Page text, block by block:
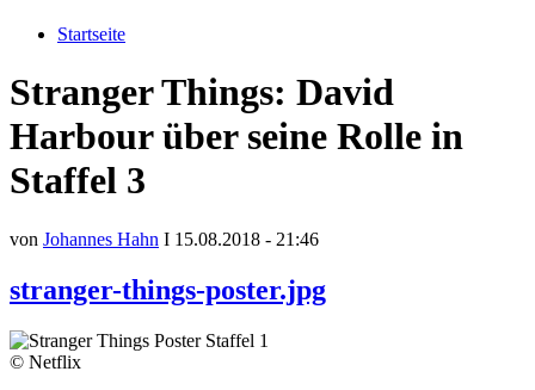
Startseite
Stranger Things: David
Harbour über seine Rolle in
Staffel 3
von Johannes Hahn I 15.08.2018 - 21:46
stranger-things-poster.jpg
© Netflix